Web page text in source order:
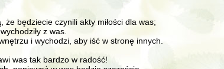
że będziecie czynili akty miłości dla was;
z was.
i wychodzi, aby iść w stronę innych.
was tak bardzo w radość!